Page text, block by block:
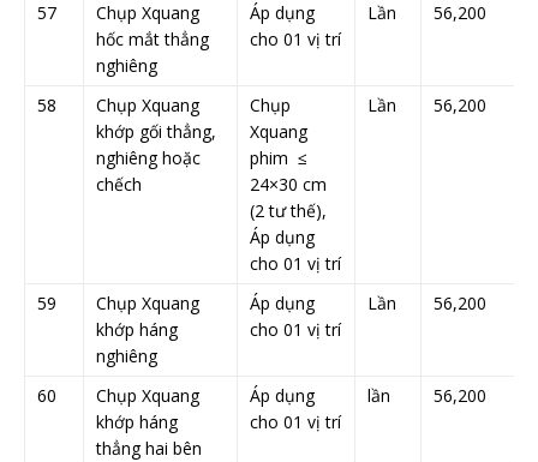
57
Chụp Xquang
hốc mắt thẳng
nghiêng
Áp dụng
cho 01 vị trí
Lần 56,200
58
Chụp Xquang
khớp gối thẳng,
nghiêng hoặc
chếch
Chụp
Xquang
phim ≤
24×30 cm
(2 tư thế),
Áp dụng
cho 01 vị trí
Lần 56,200
59
Chụp Xquang
khớp háng
nghiêng
Áp dụng
cho 01 vị trí
Lần 56,200
60
Chụp Xquang
khớp háng
thẳng hai bên
Áp dụng
cho 01 vị trí
lần 56,200